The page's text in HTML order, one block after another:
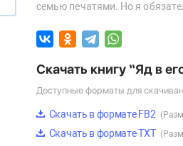
семью печатями. Но я
Скачать книгу “Яд в
Доступные форматы для
Скачать в формате FB2
Скачать в формате TXT